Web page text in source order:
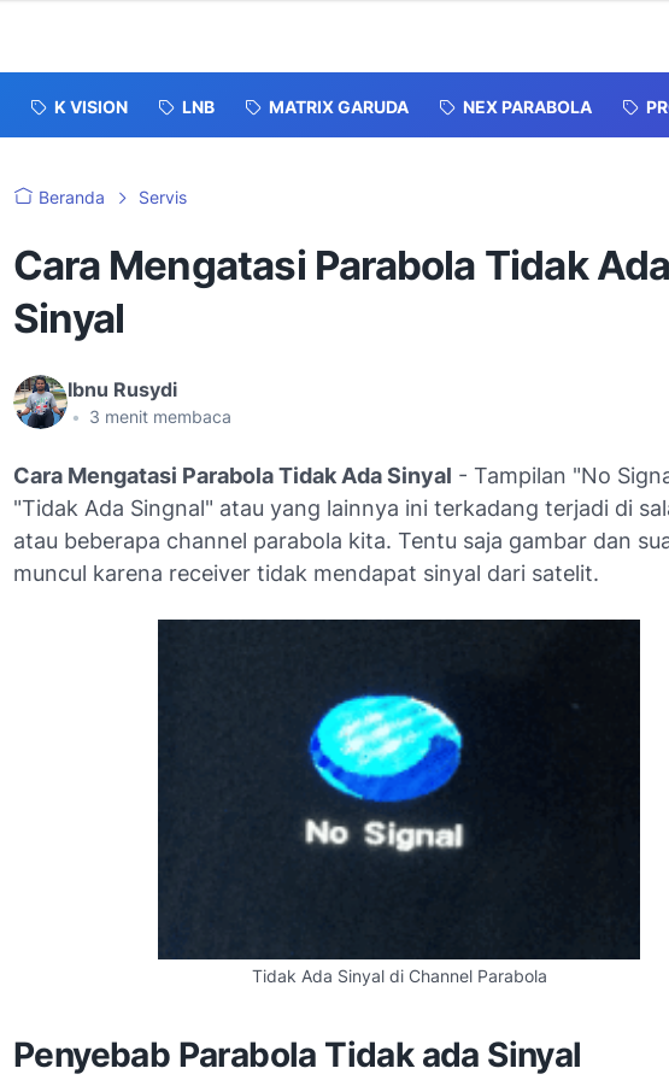
K VISION LNB MATRIX GARUDA NEX PARABOLA
Beranda Servis
Cara Mengatasi Parabola Tidak Ada
Sinyal
Ibnu Rusydi
• 3 menit membaca
Cara Mengatasi Parabola Tidak Ada Sinyal - Tampilan "No
"Tidak Ada Singnal" atau yang lainnya ini terkadang terjadi di
atau beberapa channel parabola kita. Tentu saja gambar dan
muncul karena receiver tidak mendapat sinyal dari satelit.
Tidak Ada Sinyal di Channel Parabola
Penyebab Parabola Tidak ada Sinyal